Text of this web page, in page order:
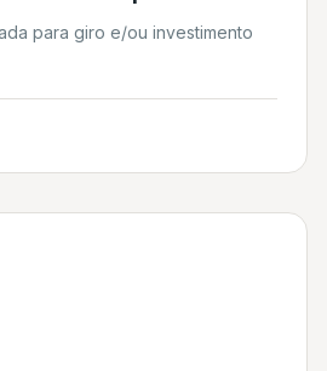
para giro e/ou investimento